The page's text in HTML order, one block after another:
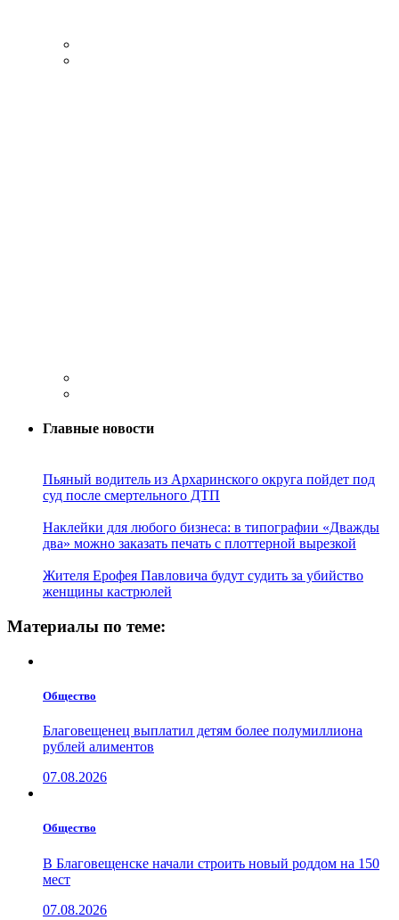
Главные новости
Пьяный водитель из Архаринского округа пойдет под
суд после смертельного ДТП
Наклейки для любого бизнеса: в типографии «Дважды
два» можно заказать печать с плоттерной вырезкой
Жителя Ерофея Павловича будут судить за убийство
женщины кастрюлей
Материалы по теме:
Общество
Благовещенец выплатил детям более полумиллиона
рублей алиментов
07.08.2026
Общество
В Благовещенске начали строить новый роддом на 150
мест
07.08.2026